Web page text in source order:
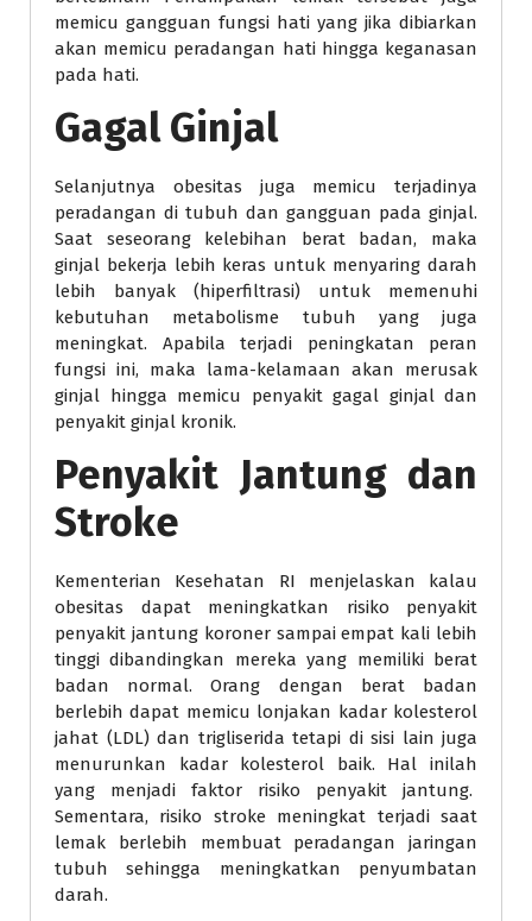
memicu gangguan fungsi hati yang jika dibiarkan
akan memicu peradangan hati hingga keganasan
pada hati.
Gagal Ginjal
Selanjutnya obesitas juga memicu terjadinya
peradangan di tubuh dan gangguan pada ginjal.
Saat seseorang kelebihan berat badan, maka
ginjal bekerja lebih keras untuk menyaring darah
lebih banyak (hiperfiltrasi) untuk memenuhi
kebutuhan metabolisme tubuh yang juga
meningkat. Apabila terjadi peningkatan peran
fungsi ini, maka lama-kelamaan akan merusak
ginjal hingga memicu penyakit gagal ginjal dan
penyakit ginjal kronik.
Penyakit Jantung dan
Stroke
Kementerian Kesehatan RI menjelaskan kalau
obesitas dapat meningkatkan risiko penyakit
penyakit jantung koroner sampai empat kali lebih
tinggi dibandingkan mereka yang memiliki berat
badan normal. Orang dengan berat badan
berlebih dapat memicu lonjakan kadar kolesterol
jahat (LDL) dan trigliserida tetapi di sisi lain juga
menurunkan kadar kolesterol baik. Hal inilah
yang menjadi faktor risiko penyakit jantung.
Sementara, risiko stroke meningkat terjadi saat
lemak berlebih membuat peradangan jaringan
tubuh sehingga meningkatkan penyumbatan
darah.